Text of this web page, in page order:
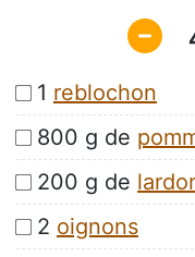
1 reblochon
800 g de
200 g de
2 oignons